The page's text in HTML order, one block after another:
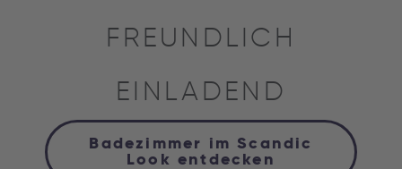
FREUNDLICH
EINLADEND
Badezimmer im Scandic
Look entdecken